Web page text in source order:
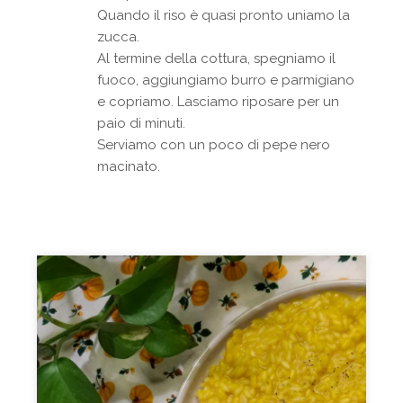
Quando il riso è quasi pronto uniamo la
zucca.
Al termine della cottura, spegniamo il
fuoco, aggiungiamo burro e parmigiano
e copriamo. Lasciamo riposare per un
paio di minuti.
Serviamo con un poco di pepe nero
macinato.